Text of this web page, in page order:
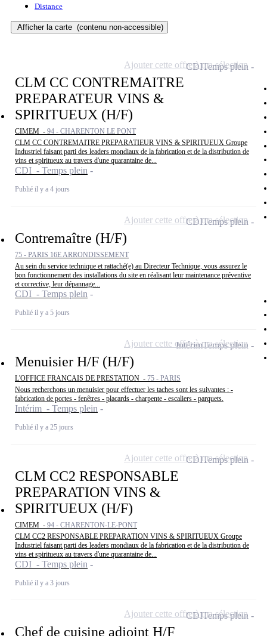
Distance
Afficher la carte (contenu non-accessible)
CLM CC CONTREMAITRE
PREPARATEUR VINS &
SPIRITUEUX (H/F)
CIMEM - 94 - CHARENTON LE PONT
CLM CC CONTREMAITRE PREPARATIEUR VINS & SPIRITUEUX Groupe
Industriel faisant parti des leaders mondiaux de la fabrication et de la distribution de
vins et spiritueux au travers d'une quarantaine de...
CDI - Temps plein
Publié il y a 4 jours
CDITemps plein
Ajouter cette offre à ma sélection
Contremaître (H/F)
75 - PARIS 16E ARRONDISSEMENT
Au sein du service technique et rattaché(e) au Directeur Technique, vous assurez le
bon fonctionnement des installations du site en réalisant leur maintenance préventive
et corrective, leur dépannage...
CDI - Temps plein
Publié il y a 5 jours
CDITemps plein
Ajouter cette offre à ma sélection
Menuisier H/F (H/F)
L'OFFICE FRANCAIS DE PRESTATION - 75 - PARIS
Nous recherchons un menuisier pour effectuer les taches sont les suivantes : -
fabrication de portes - fenêtres - placards - charpente - escaliers - parquets.
Intérim - Temps plein
Publié il y a 25 jours
IntérimTemps plein
Ajouter cette offre à ma sélection
CLM CC2 RESPONSABLE
PREPARATION VINS &
SPIRITUEUX (H/F)
CIMEM - 94 - CHARENTON-LE-PONT
CLM CC2 RESPONSABLE PREPARATION VINS & SPIRITUEUX Groupe
Industriel faisant parti des leaders mondiaux de la fabrication et de la distribution de
vins et spiritueux au travers d'une quarantaine de...
CDI - Temps plein
Publié il y a 3 jours
CDITemps plein
Ajouter cette offre à ma sélection
Chef de cuisine adjoint H/F
CDITemps plein
Ajouter cette offre à ma sélection